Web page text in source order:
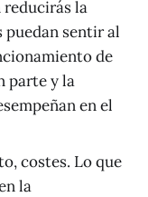
reducirás la
sentir al
de
parte y la
en el
costes. Lo que
la